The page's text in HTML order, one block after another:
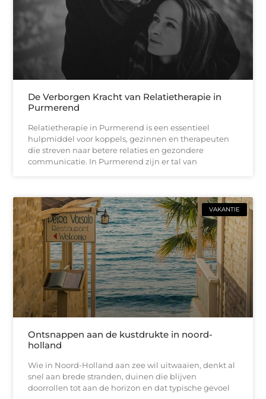
De Verborgen Kracht van Relatietherapie in
Purmerend
Relatietherapie in Purmerend is een essentieel
hulpmiddel voor koppels, gezinnen en therapeuten
die streven naar betere relaties en gezondere
communicatie. In Purmerend zijn er tal van
VAKANTIE
Ontsnappen aan de kustdrukte in noord-
holland
Wie in Noord-Holland aan zee wil uitwaaien, denkt al
snel aan brede stranden, duinen die blijven
doorrollen tot aan de horizon en dat typische gevoel